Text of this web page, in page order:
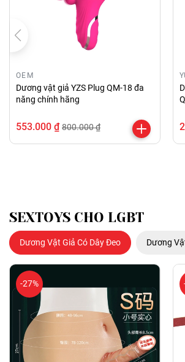
OEM
Dương vật giả YZS Plug QM-18 đa
năng chính hãng
553.000 ₫ 800.000 ₫
SEXTOYS CHO LGBT
Dương Vật Giả Có Dây Đeo Dương
-27%